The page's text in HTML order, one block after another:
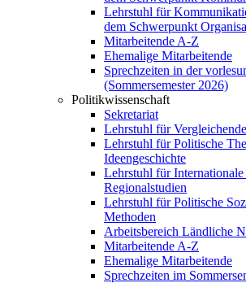
Lehrstuhl für
dem Schwerpunkt
Mitarbeitende A-Z
Ehemalige Mitarbeitende
Sprechzeiten in der
(Sommersemester 2026)
Politikwissenschaft
Sekretariat
Lehrstuhl für
Lehrstuhl für Politische
Ideengeschichte
Lehrstuhl für
Regionalstudien
Lehrstuhl für Politische
Methoden
Arbeitsbereich Ländliche
Mitarbeitende A-Z
Ehemalige Mitarbeitende
Sprechzeiten im